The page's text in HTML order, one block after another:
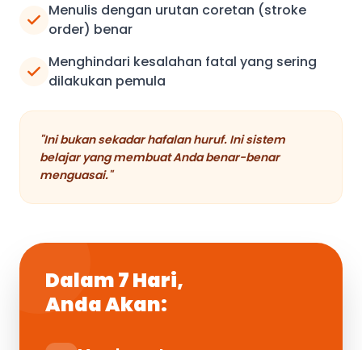
Menulis dengan urutan coretan (stroke
order) benar
Menghindari kesalahan fatal yang sering
dilakukan pemula
"Ini bukan sekadar hafalan huruf. Ini sistem
belajar yang membuat Anda benar-benar
menguasai."
Dalam 7 Hari,
Anda Akan: